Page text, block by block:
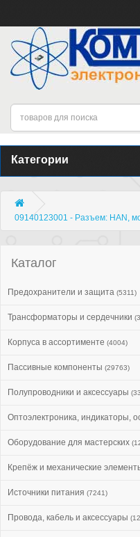
Категории
09140123001 - Разъем: HAN,
Каталог
Предохранители и защита (5311)
Трансформаторы и сердечники
Корпуса в ассортименте (4004)
Пассивные компоненты (29763)
Полупроводники и аксессуары
Оптоэлектроника, индикаторы,
Оборудование для мастерских
Крепёж и механические
Источники питания (7241)
Провода, кабель и аксессуары